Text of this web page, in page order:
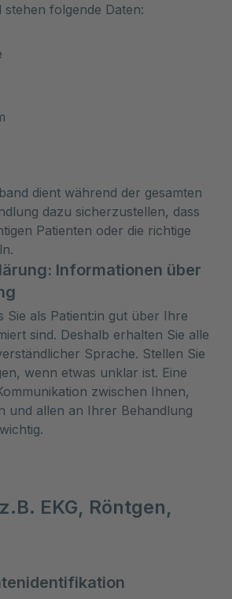
stehen folgende Daten:
dient während der gesamten
dazu sicherzustellen, dass
Patienten oder die richtige
Informationen über
Sie als Patient:in gut über Ihre
sind. Deshalb erhalten Sie alle
Sprache. Stellen Sie
wenn etwas unklar ist. Eine
zwischen Ihnen,
und allen an Ihrer Behandlung
EKG, Röntgen,